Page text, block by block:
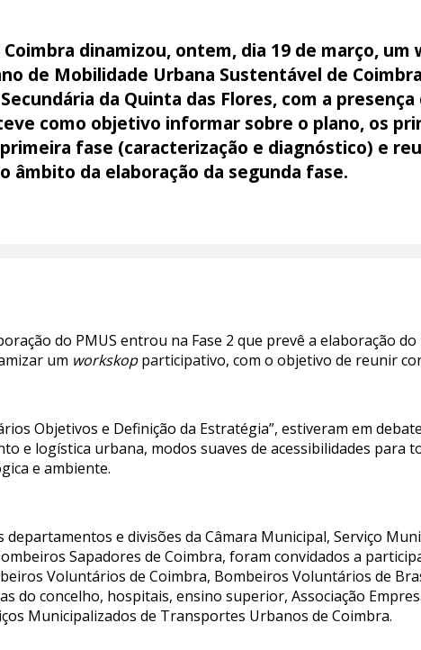
Coimbra dinamizou, ontem, dia 19 de março,
de Mobilidade Urbana Sustentável de
da Quinta das Flores, com a
como objetivo informar sobre o plano, os
fase (caracterização e diagnóstico) e
âmbito da elaboração da segunda fase.
do PMUS entrou na Fase 2 que prevê a elaboração
um workskopparticipativo, com o objetivo de reunir
Objetivos e Definição da Estratégia”, estiveram em
e logística urbana, modos suaves de acessibilidades para
e ambiente.
e divisões da Câmara Municipal, Serviço
Sapadores de Coimbra, foram convidados a
Voluntários de Coimbra, Bombeiros Voluntários de
do concelho, hospitais, ensino superior, Associação
Municipalizados de Transportes Urbanos de Coimbra.